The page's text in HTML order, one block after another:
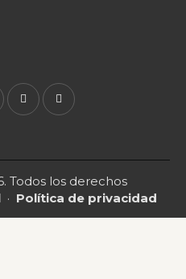
Todos los derechos
· Política de privacidad